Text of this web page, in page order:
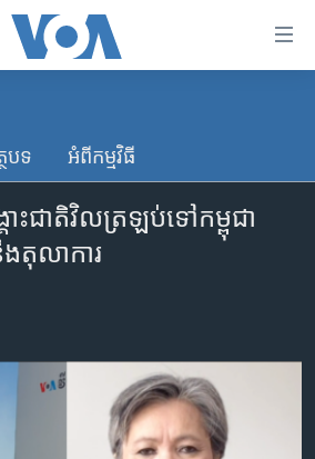
បទ​ អំពី​កម្មវិធី​
ះជាតិវិលត្រឡប់ទៅកម្ពុជា
តុលាការ